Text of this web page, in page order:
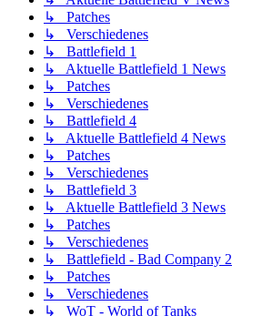
↳ Patches
↳ Verschiedenes
↳ Battlefield 1
↳ Aktuelle Battlefield 1 News
↳ Patches
↳ Verschiedenes
↳ Battlefield 4
↳ Aktuelle Battlefield 4 News
↳ Patches
↳ Verschiedenes
↳ Battlefield 3
↳ Aktuelle Battlefield 3 News
↳ Patches
↳ Verschiedenes
↳ Battlefield - Bad Company 2
↳ Patches
↳ Verschiedenes
↳ WoT - World of Tanks